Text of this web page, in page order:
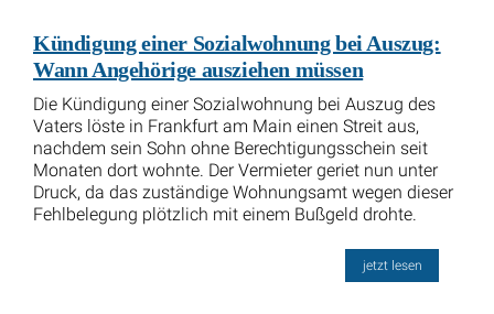
Kündigung einer Sozialwohnung bei Auszug:
Wann Angehörige ausziehen müssen
Die Kündigung einer Sozialwohnung bei Auszug des
Vaters löste in Frankfurt am Main einen Streit aus,
nachdem sein Sohn ohne Berechtigungsschein seit
Monaten dort wohnte. Der Vermieter geriet nun unter
Druck, da das zuständige Wohnungsamt wegen dieser
Fehlbelegung plötzlich mit einem Bußgeld drohte.
jetzt lesen